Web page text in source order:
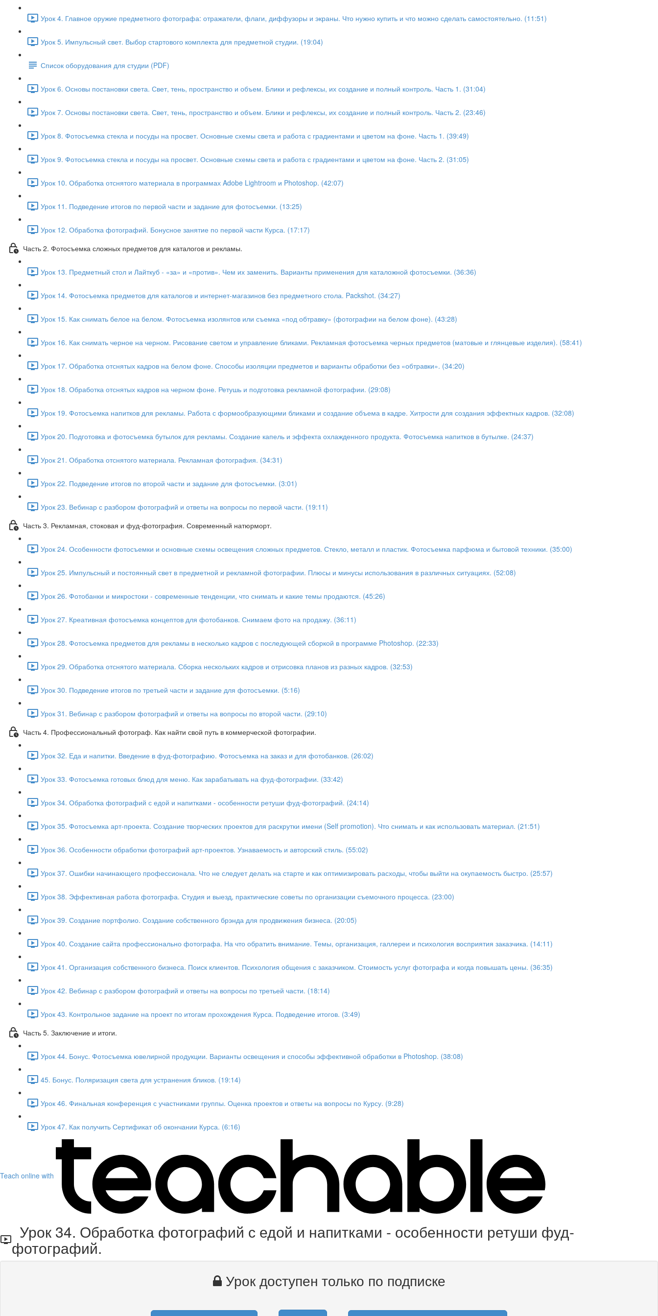
Урок 4. Главное оружие предметного фотографа: отражатели, флаги, диффузоры и экраны. Что нужно купить и что можно сделать самостоятельно. (11:51)
Урок 5. Импульсный свет. Выбор стартового комплекта для предметной студии. (19:04)
Список оборудования для студии (PDF)
Урок 6. Основы постановки света. Свет, тень, пространство и объем. Блики и рефлексы, их создание и полный контроль. Часть 1. (31:04)
Урок 7. Основы постановки света. Свет, тень, пространство и объем. Блики и рефлексы, их создание и полный контроль. Часть 2. (23:46)
Урок 8. Фотосъемка стекла и посуды на просвет. Основные схемы света и работа с градиентами и цветом на фоне. Часть 1. (39:49)
Урок 9. Фотосъемка стекла и посуды на просвет. Основные схемы света и работа с градиентами и цветом на фоне. Часть 2. (31:05)
Урок 10. Обработка отснятого материала в программах Adobe Lightroom и Photoshop. (42:07)
Урок 11. Подведение итогов по первой части и задание для фотосъемки. (13:25)
Урок 12. Обработка фотографий. Бонусное занятие по первой части Курса. (17:17)
Часть 2. Фотосъемка сложных предметов для каталогов и рекламы.
Урок 13. Предметный стол и Лайткуб - «за» и «против». Чем их заменить. Варианты применения для каталожной фотосъемки. (36:36)
Урок 14. Фотосъемка предметов для каталогов и интернет-магазинов без предметного стола. Packshot. (34:27)
Урок 15. Как снимать белое на белом. Фотосъемка изолянтов или съемка «под обтравку» (фотографии на белом фоне). (43:28)
Урок 16. Как снимать черное на черном. Рисование светом и управление бликами. Рекламная фотосъемка черных предметов (матовые и глянцевые изделия). (58:41)
Урок 17. Обработка отснятых кадров на белом фоне. Способы изоляции предметов и варианты обработки без «обтравки». (34:20)
Урок 18. Обработка отснятых кадров на черном фоне. Ретушь и подготовка рекламной фотографии. (29:08)
Урок 19. Фотосъемка напитков для рекламы. Работа с формообразующими бликами и создание объема в кадре. Хитрости для создания эффектных кадров. (32:08)
Урок 20. Подготовка и фотосъемка бутылок для рекламы. Создание капель и эффекта охлажденного продукта. Фотосъемка напитков в бутылке. (24:37)
Урок 21. Обработка отснятого материала. Рекламная фотография. (34:31)
Урок 22. Подведение итогов по второй части и задание для фотосъемки. (3:01)
Урок 23. Вебинар с разбором фотографий и ответы на вопросы по первой части. (19:11)
Часть 3. Рекламная, стоковая и фуд-фотография. Современный натюрморт.
Урок 24. Особенности фотосъемки и основные схемы освещения сложных предметов. Стекло, металл и пластик. Фотосъемка парфюма и бытовой техники. (35:00)
Урок 25. Импульсный и постоянный свет в предметной и рекламной фотографии. Плюсы и минусы использования в различных ситуациях. (52:08)
Урок 26. Фотобанки и микростоки - современные тенденции, что снимать и какие темы продаются. (45:26)
Урок 27. Креативная фотосъемка концептов для фотобанков. Снимаем фото на продажу. (36:11)
Урок 28. Фотосъемка предметов для рекламы в несколько кадров с последующей сборкой в программе Photoshop. (22:33)
Урок 29. Обработка отснятого материала. Сборка нескольких кадров и отрисовка планов из разных кадров. (32:53)
Урок 30. Подведение итогов по третьей части и задание для фотосъемки. (5:16)
Урок 31. Вебинар с разбором фотографий и ответы на вопросы по второй части. (29:10)
Часть 4. Профессиональный фотограф. Как найти свой путь в коммерческой фотографии.
Урок 32. Еда и напитки. Введение в фуд-фотографию. Фотосъемка на заказ и для фотобанков. (26:02)
Урок 33. Фотосъемка готовых блюд для меню. Как зарабатывать на фуд-фотографии. (33:42)
Урок 34. Обработка фотографий с едой и напитками - особенности ретуши фуд-фотографий. (24:14)
Урок 35. Фотосъемка арт-проекта. Создание творческих проектов для раскрутки имени (Self promotion). Что снимать и как использовать материал. (21:51)
Урок 36. Особенности обработки фотографий арт-проектов. Узнаваемость и авторский стиль. (55:02)
Урок 37. Ошибки начинающего профессионала. Что не следует делать на старте и как оптимизировать расходы, чтобы выйти на окупаемость быстро. (25:57)
Урок 38. Эффективная работа фотографа. Студия и выезд, практические советы по организации съемочного процесса. (23:00)
Урок 39. Создание портфолио. Создание собственного брэнда для продвижения бизнеса. (20:05)
Урок 40. Создание сайта профессионально фотографа. На что обратить внимание. Темы, организация, галлереи и психология восприятия заказчика. (14:11)
Урок 41. Организация собственного бизнеса. Поиск клиентов. Психология общения с заказчиком. Стоимость услуг фотографа и когда повышать цены. (36:35)
Урок 42. Вебинар с разбором фотографий и ответы на вопросы по третьей части. (18:14)
Урок 43. Контрольное задание на проект по итогам прохождения Курса. Подведение итогов. (3:49)
Часть 5. Заключение и итоги.
Урок 44. Бонус. Фотосъемка ювелирной продукции. Варианты освещения и способы эффективной обработки в Photoshop. (38:08)
45. Бонус. Поляризация света для устранения бликов. (19:14)
Урок 46. Финальная конференция с участниками группы. Оценка проектов и ответы на вопросы по Курсу. (9:28)
Урок 47. Как получить Сертификат об окончании Курса. (6:16)
Teach online with
Урок 34. Обработка фотографий с едой и напитками - особенности ретуши фуд-
фотографий.
Урок доступен только по подписке